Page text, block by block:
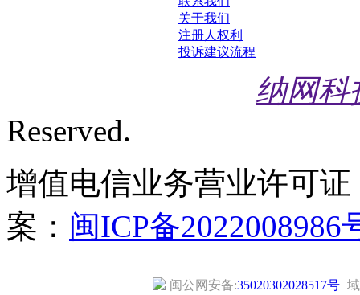
关于我们
注册人权利
投诉建议流程
纳网
Reserved.
增值电信业务营业许可证
案： 闽ICP备2022008986
闽公网安备:35020302028517号